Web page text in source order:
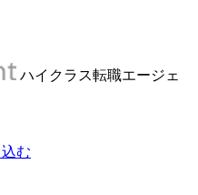
ハイクラス転職エージェ
む